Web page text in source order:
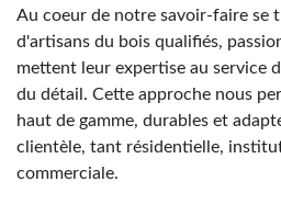
Au coeur de notre savoir-faire se
d'artisans du bois qualifiés,
mettent leur expertise au service
du détail. Cette approche nous
haut de gamme, durables et
clientèle, tant résidentielle,
commerciale.